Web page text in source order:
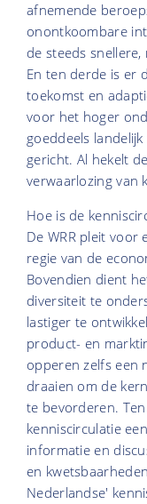
afnemende
onontkoombare
de steeds
En ten derde is er
toekomst en
voor het hoger
goeddeels
gericht. Al hekelt
verwaarlozing van
Hoe is de
De WRR pleit voor
regie van de
Bovendien dient
diversiteit te
lastiger te
product- en
opperen zelfs een
draaien om de
te bevorderen.
kenniscirculatie
informatie en
en
Nederlandse'